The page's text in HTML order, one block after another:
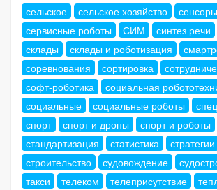
сельское
сельское хозяйство
сенсоры
сервисные роботы
СИМ синтез речи
склады
склады и роботизация
соревнования
сортировка
софт-роботика
социальная
социальные
социальные роботы
спорт
спорт и дроны спорт и роботы
стандартизация
статистика
стратегии
строительство
судовождение
такси
телеком телеприсутствие